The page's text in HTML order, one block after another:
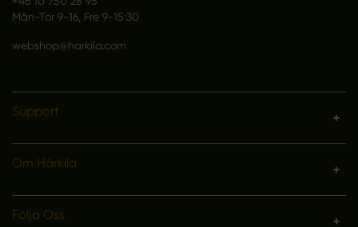
Mån-Tor 9-16, Fre 9-15:30
webshop@harkila.com
Support
Om Härkila
Följa Oss